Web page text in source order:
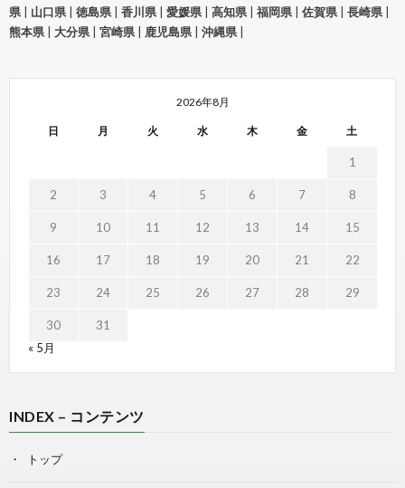
県
山口県 徳島県 香川県 愛媛県 高知県 福岡県 佐賀県 長崎県
熊本県
大分県 宮崎県 鹿児島県 沖縄県
2026年8月
日 月 火 水 木 金 土
1
2 3 4 5 6 7 8
9 10 11 12 13 14 15
16 17 18 19 20 21 22
23 24 25 26 27 28 29
30
31
« 5月
INDEX – コンテンツ
トップ